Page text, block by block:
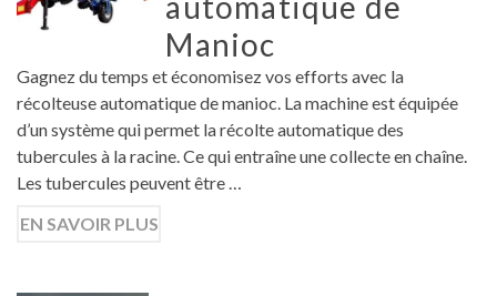
Manioc
Gagnez du temps et économisez vos efforts avec la
récolteuse automatique de manioc. La machine est équipée
d’un système qui permet la récolte automatique des
tubercules à la racine. Ce qui entraîne une collecte en chaîne.
Les tubercules peuvent être …
EN SAVOIR PLUS